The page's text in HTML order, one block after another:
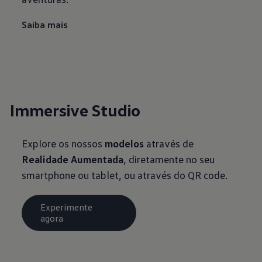
Saiba mais
Immersive Studio
Explore os nossos modelos através de
Realidade Aumentada, diretamente no seu
smartphone ou tablet, ou através do QR code.
Experimente
agora